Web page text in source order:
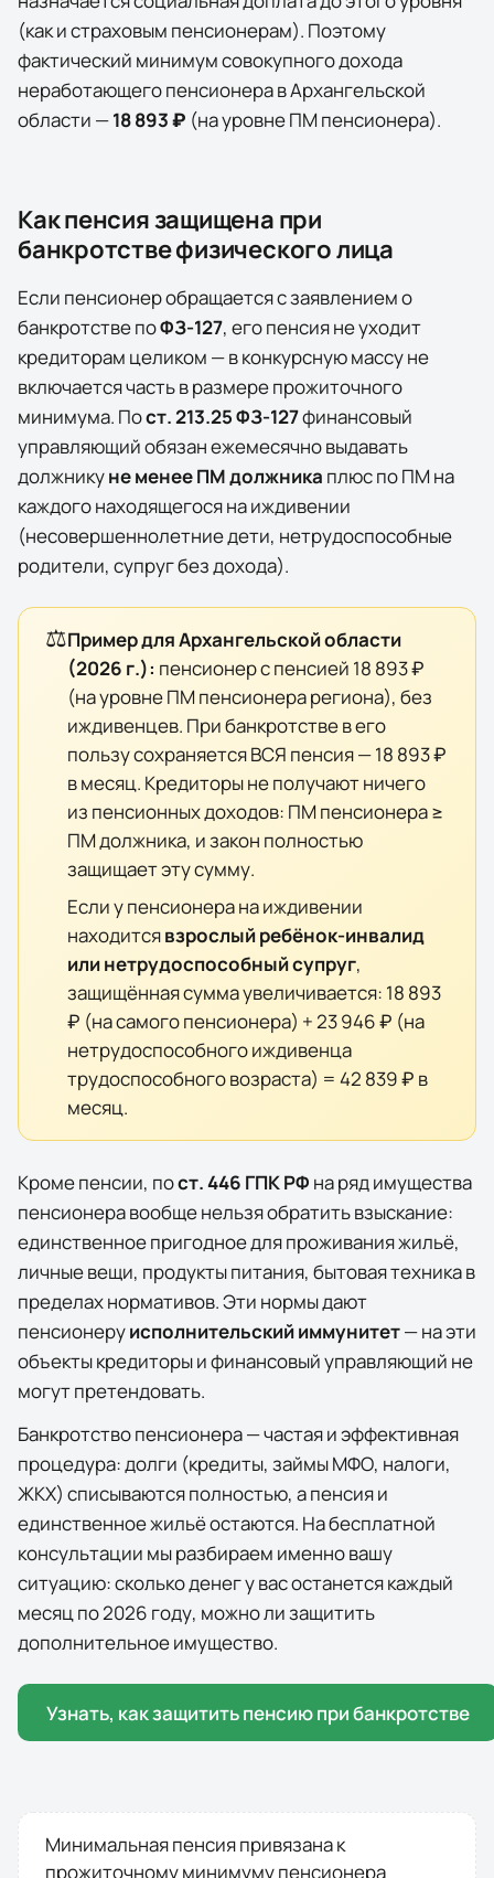
(как и страховым пенсионерам). Поэтому
фактический минимум совокупного дохода
неработающего пенсионера вАрхангельской
области —18 893 ₽ (на уровне ПМ пенсионера).
Как пенсия защищена при
банкротстве физического лица
Если пенсионер обращается с заявлением о
банкротстве поФЗ-127, его пенсия не уходит
кредиторам целиком — в конкурсную массу не
включается часть в размере прожиточного
минимума. Пост. 213.25 ФЗ-127финансовый
управляющий обязан ежемесячно выдавать
должникуне менее ПМ должника плюс по ПМ на
каждого находящегося на иждивении
(несовершеннолетние дети, нетрудоспособные
родители, супруг без дохода).
⚖️Пример дляАрхангельской области
(2026 г.): пенсионер с пенсией 18 893 ₽
(на уровне ПМ пенсионера региона), без
иждивенцев. При банкротстве в его
пользу сохраняется ВСЯ пенсия —18 893 ₽
в месяц. Кредиторы не получают ничего
из пенсионных доходов: ПМ пенсионера ≥
ПМ должника, и закон полностью
защищает эту сумму.
Если у пенсионера на иждивении
находитсявзрослый ребёнок-инвалид
или нетрудоспособный супруг,
защищённая сумма увеличивается: 18 893
₽ (на самого пенсионера) +23 946 ₽ (на
нетрудоспособного иждивенца
трудоспособного возраста) = 42 839 ₽ в
месяц.
Кроме пенсии, пост. 446 ГПК РФ на ряд имущества
пенсионера вообще нельзя обратить взыскание:
единственное пригодное для проживания жильё,
личные вещи, продукты питания, бытовая техника в
пределах нормативов. Эти нормы дают
пенсионеруисполнительский иммунитет— на эти
объекты кредиторы и финансовый управляющий не
могут претендовать.
Банкротство пенсионера — частая и эффективная
процедура: долги (кредиты, займы МФО, налоги,
ЖКХ) списываются полностью, а пенсия и
единственное жильё остаются. На бесплатной
консультации мы разбираем именно вашу
ситуацию: сколько денег у вас останется каждый
месяц по2026 году, можно ли защитить
дополнительное имущество.
Узнать, как защитить пенсию при банкротстве
Минимальная пенсия привязана к
прожиточному минимуму пенсионера